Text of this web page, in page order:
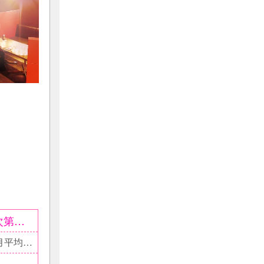
月給25万円以上 ● 経験がなくても、 努力次第で高収入が目指せます。 ○ あなたの働きぶりをしっかり評価し、 昇給や昇格でしっかりと応援します。
18:00～翌2:00 ■休憩有 □残業月20時間以内 ■１ヵ月平均所定労働時間：173.8時間